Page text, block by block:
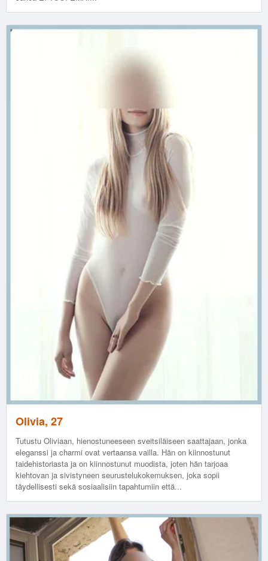
Olivia, 27
Tutustu Oliviaan, hienostuneeseen sveitsiläiseen saattajaan, jonka
eleganssi ja charmi ovat vertaansa vailla. Hän on kiinnostunut
taidehistoriasta ja on kiinnostunut muodista, joten hän tarjoaa
kiehtovan ja sivistyneen seurustelukokemuksen, joka sopii
täydellisesti sekä sosiaalisiin tapahtumiin että...